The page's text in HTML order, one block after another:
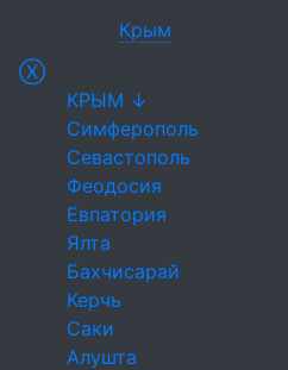
Крым
Ⓧ
КРЫМ ↓
Симферополь
Севастополь
Феодосия
Евпатория
Ялта
Бахчисарай
Керчь
Саки
Алушта